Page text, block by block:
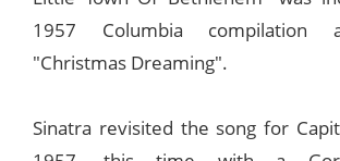
1957 Columbia compilation
"Christmas Dreaming".
Sinatra revisited the song for